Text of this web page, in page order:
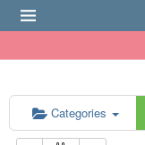
Categories
6:00 am